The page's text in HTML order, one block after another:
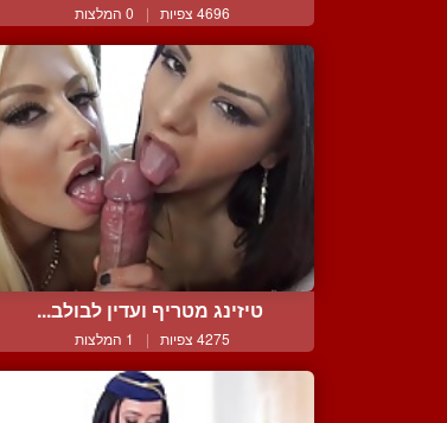
4696 צפיות | 0 המלצות
טיזינג מטריף ועדין לבולב...
4275 צפיות | 1 המלצות